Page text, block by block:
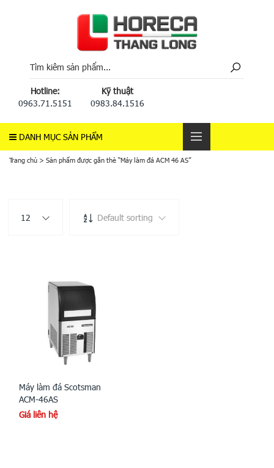
Hotline:
0963.71.5151
Kỹ thuật
0983.84.1516
DANH MỤC SẢN PHẨM
Trang chủ > Sản phẩm được gắn thẻ “Máy làm đá ACM 46 AS”
12 Default sorting
Máy làm đá Scotsman
ACM-46AS
Giá liên hệ